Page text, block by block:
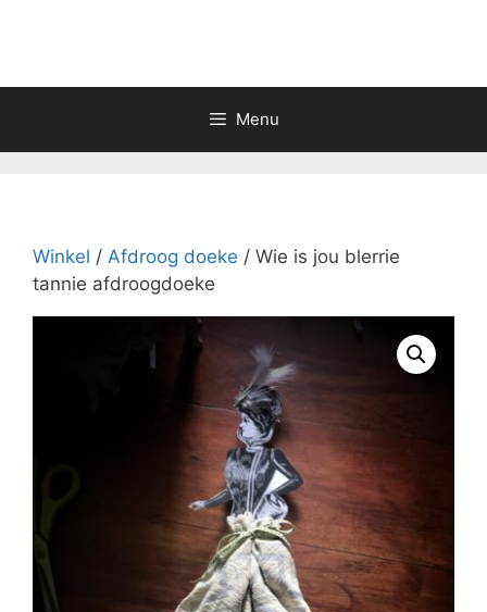
Menu
Winkel / Afdroog doeke / Wie is jou blerrie
tannie afdroogdoeke